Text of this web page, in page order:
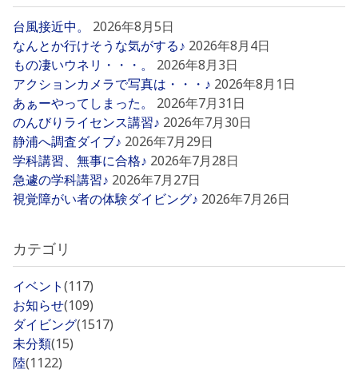
台風接近中。
2026年8月5日
なんとか行けそうな気がする♪ 2026年8月4日
もの凄いウネリ・・・。
2026年8月3日
アクションカメラで写真は・・・♪ 2026年8月1日
あぁーやってしまった。
2026年7月31日
のんびりライセンス講習♪ 2026年7月30日
静浦へ調査ダイブ♪ 2026年7月29日
学科講習、無事に合格♪ 2026年7月28日
急遽の学科講習♪ 2026年7月27日
視覚障がい者の体験ダイビング♪ 2026年7月26日
カテゴリ
イベント(117)
お知らせ(109)
ダイビング(1517)
未分類(15)
陸(1122)